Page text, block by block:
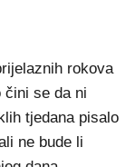
rokova
čini se da ni
tjedana pisalo
ne bude li